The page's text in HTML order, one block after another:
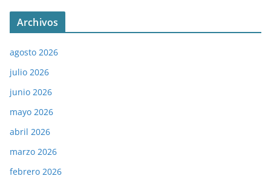
Archivos
agosto 2026
julio 2026
junio 2026
mayo 2026
abril 2026
marzo 2026
febrero 2026